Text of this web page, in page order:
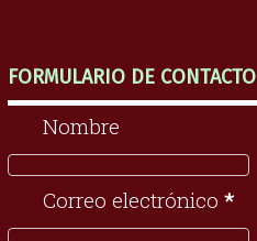
FORMULARIO DE CONTACTO
Nombre
Correo electrónico *